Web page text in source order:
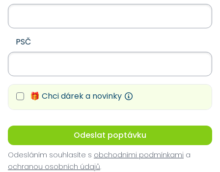
PSČ
🎁 Chci dárek a novinky
Odeslat poptávku
Odesláním souhlasíte s obchodními podmínkami a
ochranou osobních údajů.